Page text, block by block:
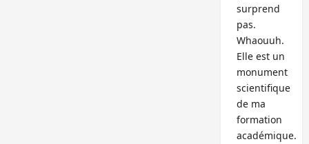
surprend
pas.
Whaouuh.
Elle est un
monument
scientifique
de ma
formation
académique.